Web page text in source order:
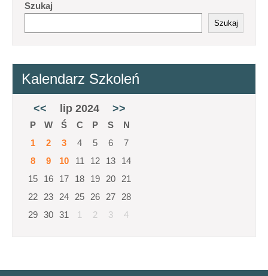
Szukaj
Szukaj
Kalendarz Szkoleń
<< lip 2024 >>
P W Ś C P S
N
1
2 3 4 5 6
7
8
9 10 11 12 13
14
15
16 17 18 19 20
21
22
23 24 25 26 27
28
29 30 31 1 2 3 4